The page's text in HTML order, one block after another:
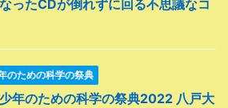
ったCDが倒れずに回る不思議なコ
のための科学の祭典
少年のための科学の祭典2022 八戸大